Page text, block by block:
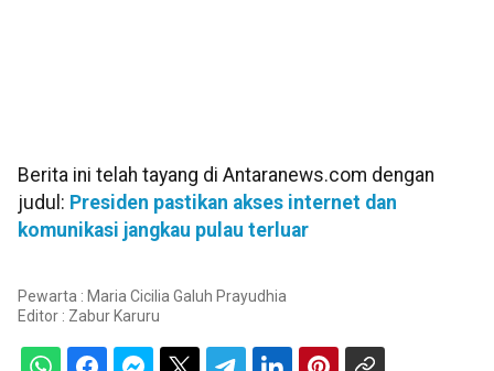
Berita ini telah tayang di Antaranews.com dengan
judul: Presiden pastikan akses internet dan
komunikasi jangkau pulau terluar
Pewarta : Maria Cicilia Galuh Prayudhia
Editor : Zabur Karuru